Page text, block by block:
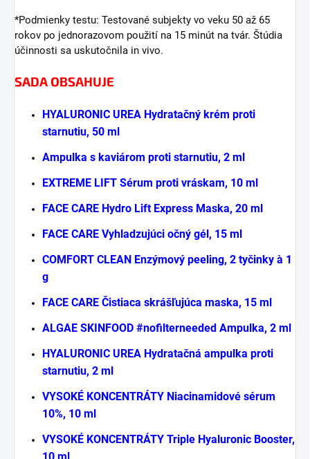
*Podmienky testu: Testované subjekty vo veku 50 až 65
rokov po jednorazovom použití na 15 minút na tvár. Štúdia
účinnosti sa uskutočnila in vivo.
SADA OBSAHUJE
HYALURONIC UREA Hydratačný krém proti
starnutiu, 50 ml
Ampulka s kaviárom proti starnutiu, 2 ml
EXTREME LIFT Sérum proti vráskam, 10 ml
FACE CARE Hydro Lift Express Maska, 20 ml
FACE CARE Vyhladzujúci očný gél, 15 ml
COMFORT CLEAN Enzýmový peeling, 2 tyčinky à 1
g
FACE CARE Čistiaca skrášľujúca maska, 15 ml
ALGAE SKINFOOD #nofilterneeded Ampulka, 2 ml
HYALURONIC UREA Hydratačná ampulka proti
starnutiu, 2 ml
VYSOKÉ KONCENTRÁTY Niacinamidové sérum
10%, 10 ml
VYSOKÉ KONCENTRÁTY Triple Hyaluronic Booster,